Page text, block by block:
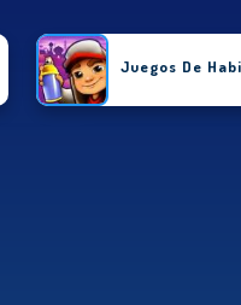
Juegos De